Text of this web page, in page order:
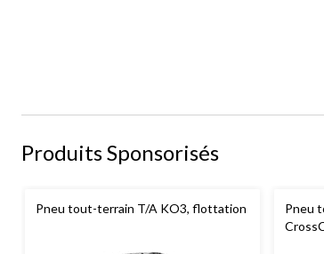
Produits Sponsorisés
Pneu tout-terrain T/A KO3, flottation
Pneu